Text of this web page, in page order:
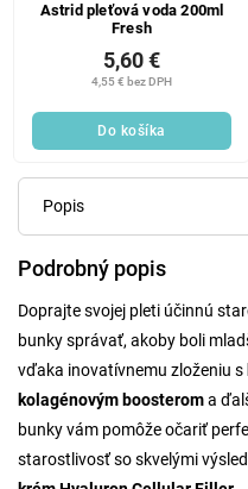
Astrid pleťová voda 200ml
Fresh
4,55 € bez DPH
5,60 €
Do košíka
Popis
Podrobný popis
Doprajte svojej pleti účinnú
bunky správať, akoby boli
vďaka inovatívnemu zloženiu s
kolagénovým boosteroma
bunky vám pomôže očariť
starostlivosť so skvelými